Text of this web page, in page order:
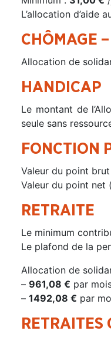
L’allocation d’aide
CHÔMAGE
Allocation de
HANDICAP
Le montant de
seule sans
FONCTION
Valeur du point
Valeur du point net
RETRAITE
Le minimum
Le plafond de la
Allocation de
– 961,08 € par
– 1492,08 € par
RETRAITES